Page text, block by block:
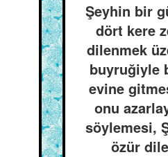
Şeyhin bir
dört kere
dilenmek
buyruğiyle
evine
onu
söylemesi,
özür